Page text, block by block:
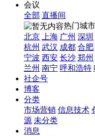
会议
全部 直播间
热门城市
北京
上海 广州 深圳
杭州 武汉 成都 合肥
宁波 西安 长沙 郑州
兰州 南宁 呼和浩特
社企号
博客
分类
市场营销 信息技术
源 未分类
消息